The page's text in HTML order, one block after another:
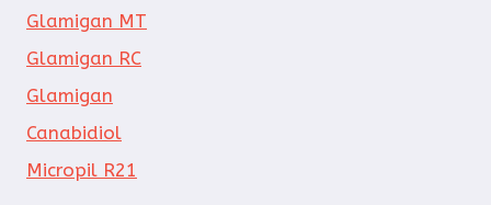
Glamigan MT
Glamigan RC
Glamigan
Canabidiol
Micropil R21